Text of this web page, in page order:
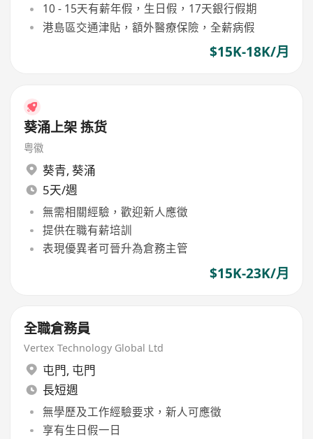
10 - 15天有薪年假，生日假，17天銀行假期
港島區交通津貼，額外醫療保險，全薪病假
$15K-18K/月
葵涌上架 拣货
粤徽
葵青, 葵涌
5天/週
無需相關經驗，歡迎新人應徵
提供在職有薪培訓
表現優異者可晉升為倉務主管
$15K-23K/月
全職倉務員
Vertex Technology Global Ltd
屯門, 屯門
長短週
無學歷及工作經驗要求，新人可應徵
享有生日假一日